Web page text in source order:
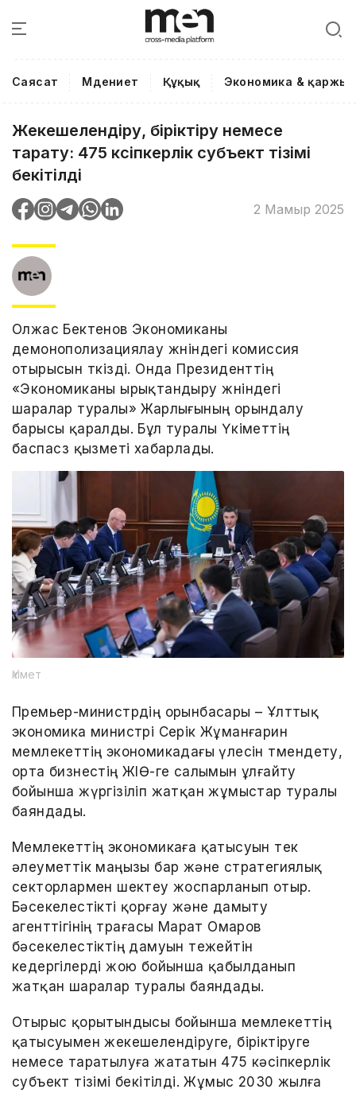
Саясат Мәдениет Құқық Экономика & қаржы
Жекешелендіру, біріктіру немесе
тарату: 475 кәсіпкерлік субъект тізімі
бекітілді
2 Мамыр 2025
Олжас Бектенов Экономиканы
демонополизациялау жөніндегі комиссия
отырысын өткізді. Онда Президенттің
«Экономиканы ырықтандыру жөніндегі
шаралар туралы» Жарлығының орындалу
барысы қаралды. Бұл туралы Үкіметтің
баспасөз қызметі хабарлады.
Үкімет
Премьер-министрдің орынбасары – Ұлттық
экономика министрі Серік Жұманғарин
мемлекеттің экономикадағы үлесін төмендету,
орта бизнестің ЖІӨ-ге салымын ұлғайту
бойынша жүргізіліп жатқан жұмыстар туралы
баяндады.
Мемлекеттің экономикаға қатысуын тек
әлеуметтік маңызы бар және стратегиялық
секторлармен шектеу жоспарланып отыр.
Бәсекелестікті қорғау және дамыту
агенттігінің төрағасы Марат Омаров
бәсекелестіктің дамуын тежейтін
кедергілерді жою бойынша қабылданып
жатқан шаралар туралы баяндады.
Отырыс қорытындысы бойынша мемлекеттің
қатысуымен жекешелендіруге, біріктіруге
немесе таратылуға жататын 475 кәсіпкерлік
субъект тізімі бекітілді. Жұмыс 2030 жылға